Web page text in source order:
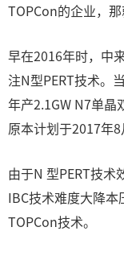
TOPCon的企业，那
早在2016年时，中
注N型PERT技术。
年产2.1GW N7单晶
原本计划于2017年
由于N 型PERT技术
IBC技术难度大降
TOPCon技术。